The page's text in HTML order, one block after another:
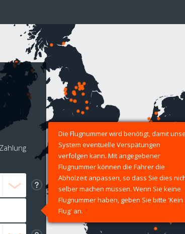
Die Flugnummer wird benötigt, damit
System eventuelle Verspätungen
verfolgen kann. Mit angegebener
Flugnummer können die Fahrer die
Abholzeit anpassen, so dass Sie dies
selber machen müssen. Wenn Sie keine
Flugnummer haben, geben Sie bitte 'Kein
Flug' an.